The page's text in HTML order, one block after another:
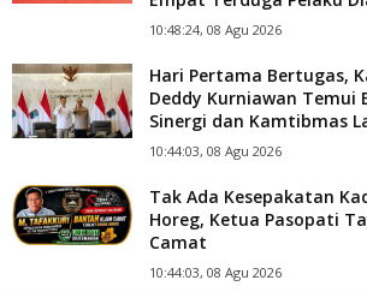
10:48:24, 08 Agu 2026
Hari Pertama Bertugas,
Deddy Kurniawan Temui
Sinergi dan Kamtibmas
10:44:03, 08 Agu 2026
Tak Ada Kesepakatan
Horeg, Ketua Pasopati
Camat
10:44:03, 08 Agu 2026